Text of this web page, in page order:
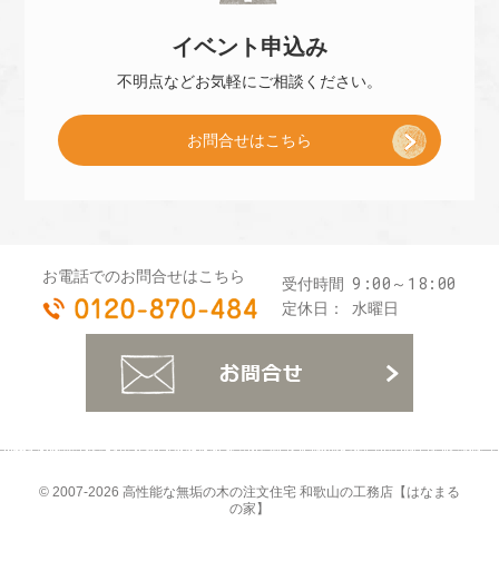
プ
ゼ
イベント 申込み
不明点などお気軽にご相談ください。
お問合せはこちら
お電話でのお問合せはこちら
0120-870-484
受付時間 9:00～18:00
定休日： 水曜日
© 2007-2026 高性能な無垢の木の注文住宅 和歌山の工務店【はなまる
の家】